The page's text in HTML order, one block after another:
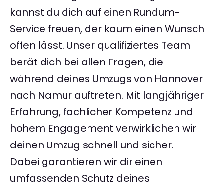
kannst du dich auf einen Rundum-
Service freuen, der kaum einen Wunsch
offen lässt. Unser qualifiziertes Team
berät dich bei allen Fragen, die
während deines Umzugs von Hannover
nach Namur auftreten. Mit langjähriger
Erfahrung, fachlicher Kompetenz und
hohem Engagement verwirklichen wir
deinen Umzug schnell und sicher.
Dabei garantieren wir dir einen
umfassenden Schutz deines